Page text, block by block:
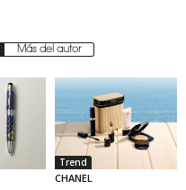
Más del autor
Trend
CHANEL